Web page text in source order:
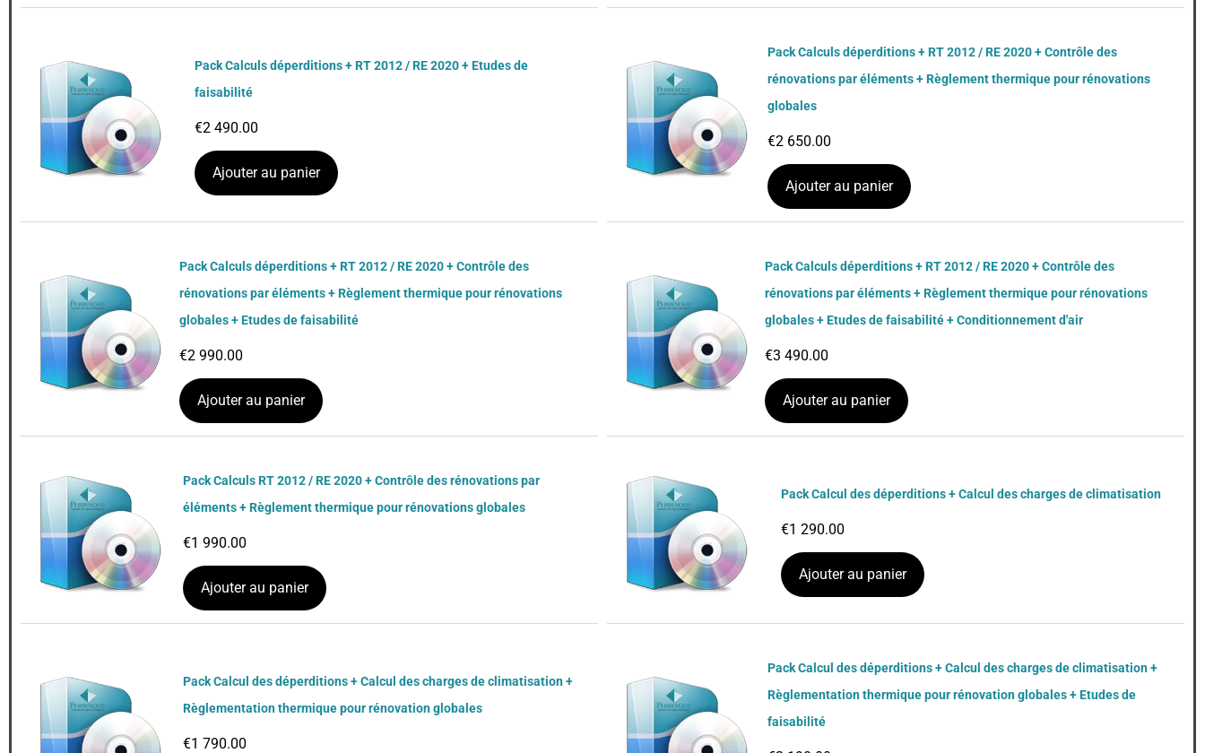
Pack Calculs déperditions + RT 2012 / RE 2020 + Etudes de
faisabilité
€2 490.00
Ajouter au panier
Pack Calculs déperditions + RT 2012 / RE 2020 + Contrôle des
rénovations par éléments + Règlement thermique pour rénovations
globales
€2 650.00
Ajouter au panier
Pack Calculs déperditions + RT 2012 / RE 2020 + Contrôle des
rénovations par éléments + Règlement thermique pour rénovations
globales + Etudes de faisabilité
€2 990.00
Ajouter au panier
Pack Calculs déperditions + RT 2012 / RE 2020 + Contrôle des
rénovations par éléments + Règlement thermique pour rénovations
globales + Etudes de faisabilité + Conditionnement d'air
€3 490.00
Ajouter au panier
Pack Calculs RT 2012 / RE 2020 + Contrôle des rénovations par
éléments + Règlement thermique pour rénovations globales
€ 1 990.00
Ajouter au panier
Pack Calcul des déperditions + Calcul des charges de climatisation
€ 1 290.00
Ajouter au panier
Pack Calcul des déperditions + Calcul des charges de climatisation +
Règlementation thermique pour rénovation globales
Pack Calcul des déperditions + Calcul des charges de climatisation +
Règlementation thermique pour rénovation globales + Etudes de
faisabilité